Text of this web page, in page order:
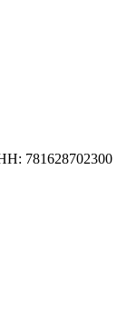
781628702300